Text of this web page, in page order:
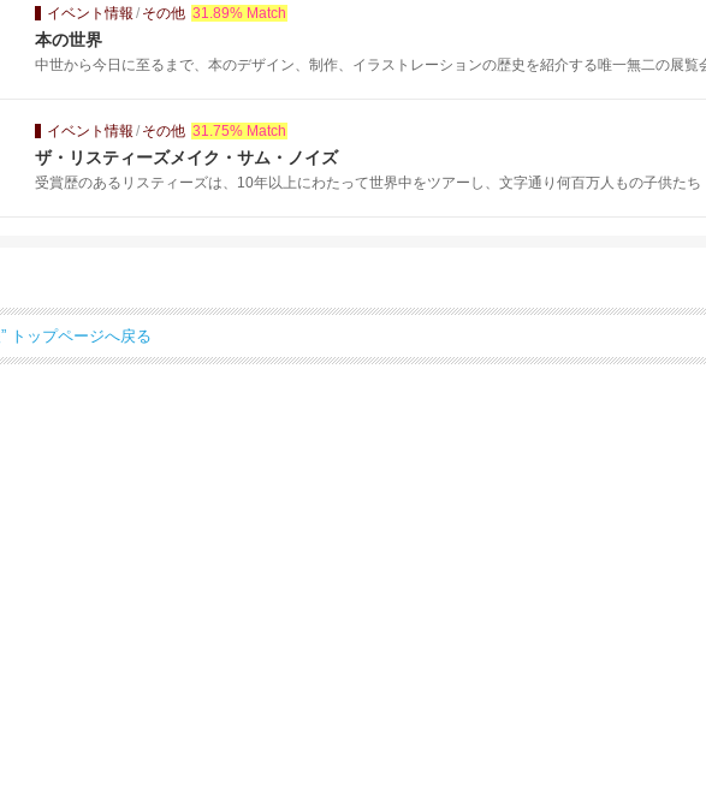
イベント情報 / その他 31.89% Match
本の世界
中世から今日に至るまで、本のデザイン、制作、イラストレーションの歴史を紹介する唯一無二の展覧
イベント情報 / その他 31.75% Match
ザ・リスティーズメイク・サム・ノイズ
受賞歴のあるリスティーズは、10年以上にわたって世界中をツアーし、文字通り何百万人もの子供たち
トップページへ戻る